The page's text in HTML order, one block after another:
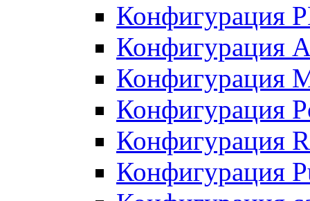
Конфигурация
Конфигурация
Конфигурация
Конфигурация
Конфигурация
Конфигурация